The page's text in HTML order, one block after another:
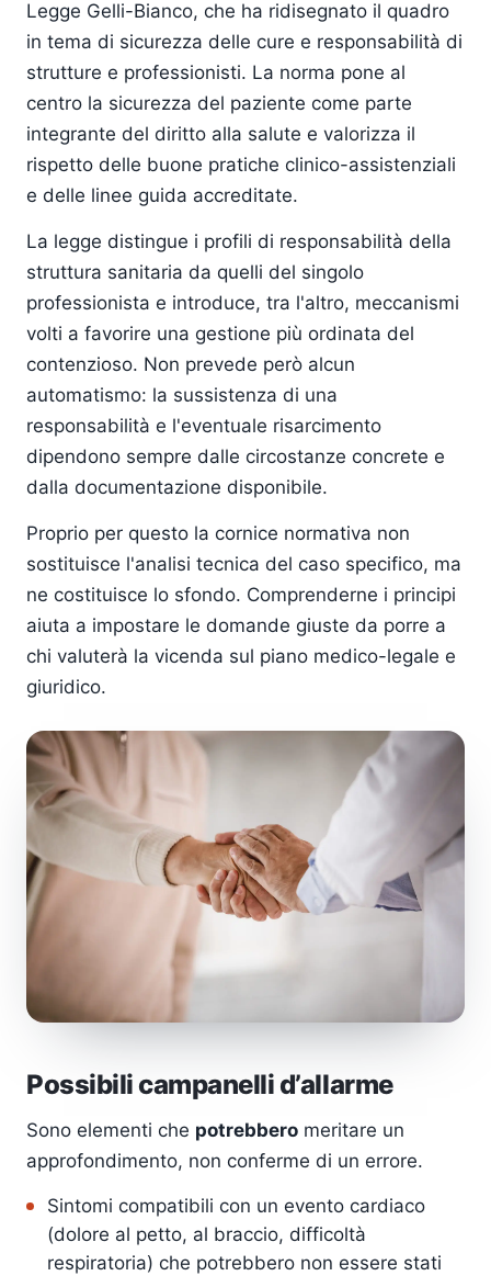
Legge Gelli-Bianco, che ha ridisegnato il quadro
in tema di sicurezza delle cure e responsabilità di
strutture e professionisti. La norma pone al
centro la sicurezza del paziente come parte
integrante del diritto alla salute e valorizza il
rispetto delle buone pratiche clinico-assistenziali
e delle linee guida accreditate.
La legge distingue i profili di responsabilità della
struttura sanitaria da quelli del singolo
professionista e introduce, tra l'altro, meccanismi
volti a favorire una gestione più ordinata del
contenzioso. Non prevede però alcun
automatismo: la sussistenza di una
responsabilità e l'eventuale risarcimento
dipendono sempre dalle circostanze concrete e
dalla documentazione disponibile.
Proprio per questo la cornice normativa non
sostituisce l'analisi tecnica del caso specifico, ma
ne costituisce lo sfondo. Comprenderne i principi
aiuta a impostare le domande giuste da porre a
chi valuterà la vicenda sul piano medico-legale e
giuridico.
Possibili campanelli d’allarme
Sono elementi che potrebbero meritare un
approfondimento, non conferme di un errore.
Sintomi compatibili con un evento cardiaco
(dolore al petto, al braccio, difficoltà
respiratoria) che potrebbero non essere stati